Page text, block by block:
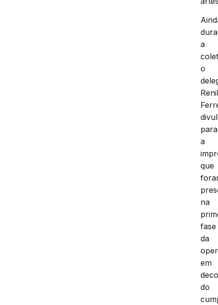
a
o
para
a
que
na
fase
da
em
do